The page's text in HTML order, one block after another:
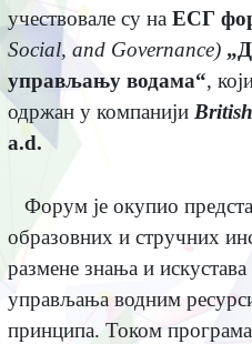
учествовале су на ЕСГ
Social, and Governance)
управљању водама“,
одржан у компанији
a.d.
Форум је окупио
образовних и стручних
размене знања и
управљања водним
принципа. Током